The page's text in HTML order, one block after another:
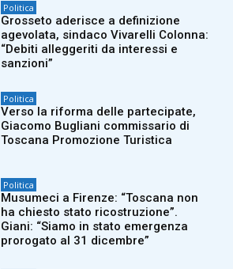
Politica
Grosseto aderisce a definizione
agevolata, sindaco Vivarelli Colonna:
“Debiti alleggeriti da interessi e
sanzioni”
Politica
Verso la riforma delle partecipate,
Giacomo Bugliani commissario di
Toscana Promozione Turistica
Politica
Musumeci a Firenze: “Toscana non
ha chiesto stato ricostruzione”.
Giani: “Siamo in stato emergenza
prorogato al 31 dicembre”